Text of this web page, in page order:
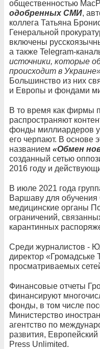
общественностью
одобренных СМИ,
коллега Татьяна
Генеральной
включены
а также Telegram-
источники, которые
происходит в
Большинство из них
и Европы и фондами
В то время как фирмы
распространяют
фонды миллиардеров
его черпают. В основе
названием «Обмен
созданный сетью
2016 году и
В июле 2021 года
Варшаву для
медицинские органы
ограничений,
карантинных
Среди журналистов -
директор
просматриваемых
Финансовые отчеты
финансируют
фонды, в том числе
Министерство
агентство по
развития,
Press Unlimited.